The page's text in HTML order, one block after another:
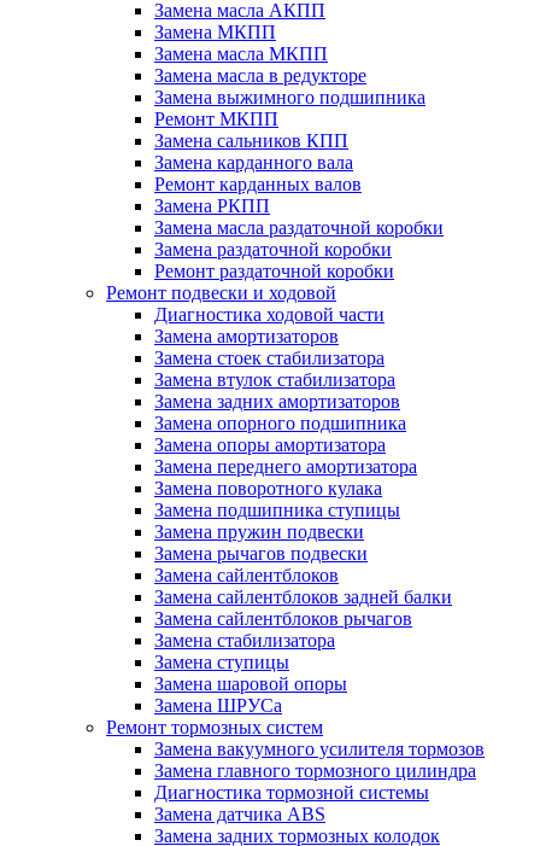
Замена масла АКПП
Замена МКПП
Замена масла МКПП
Замена масла в редукторе
Замена выжимного подшипника
Ремонт МКПП
Замена сальников КПП
Замена карданного вала
Ремонт карданных валов
Замена РКПП
Замена масла раздаточной коробки
Замена раздаточной коробки
Ремонт раздаточной коробки
Ремонт подвески и ходовой
Диагностика ходовой части
Замена амортизаторов
Замена стоек стабилизатора
Замена втулок стабилизатора
Замена задних амортизаторов
Замена опорного подшипника
Замена опоры амортизатора
Замена переднего амортизатора
Замена поворотного кулака
Замена подшипника ступицы
Замена пружин подвески
Замена рычагов подвески
Замена сайлентблоков
Замена сайлентблоков задней балки
Замена сайлентблоков рычагов
Замена стабилизатора
Замена ступицы
Замена шаровой опоры
Замена ШРУСа
Ремонт тормозных систем
Замена вакуумного усилителя тормозов
Замена главного тормозного цилиндра
Диагностика тормозной системы
Замена датчика ABS
Замена задних тормозных колодок